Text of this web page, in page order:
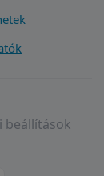
beállítások